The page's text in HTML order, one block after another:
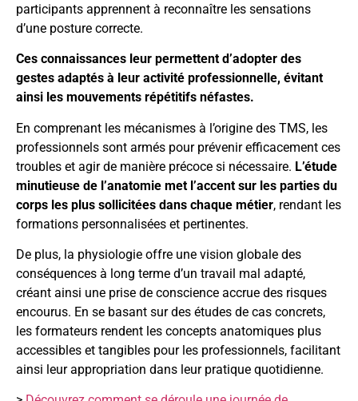
participants apprennent à reconnaître les sensations
d’une posture correcte.
Ces connaissances leur permettent d’adopter des
gestes adaptés à leur activité professionnelle, évitant
ainsi les mouvements répétitifs néfastes.
En comprenant les mécanismes à l’origine des TMS, les
professionnels sont armés pour prévenir efficacement ces
troubles et agir de manière précoce si nécessaire. L’étude
minutieuse de l’anatomie met l’accent sur les parties du
corps les plus sollicitées dans chaque métier, rendant les
formations personnalisées et pertinentes.
De plus, la physiologie offre une vision globale des
conséquences à long terme d’un travail mal adapté,
créant ainsi une prise de conscience accrue des risques
encourus. En se basant sur des études de cas concrets,
les formateurs rendent les concepts anatomiques plus
accessibles et tangibles pour les professionnels, facilitant
ainsi leur appropriation dans leur pratique quotidienne.